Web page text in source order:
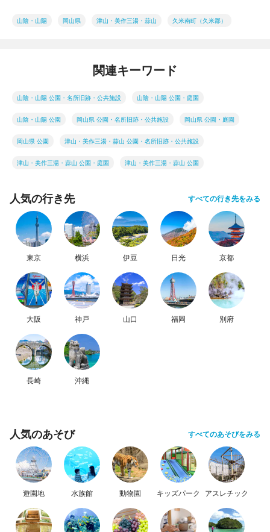
山陰・山陽 岡山県 津山・美作三湯・蒜山 久米南町（久米郡）
関連キーワード
山陰・山陽 公園・名所旧跡・公共施設 山陰・山陽 公園・庭園
山陰・山陽 公園 岡山県 公園・名所旧跡・公共施設 岡山県 公園・庭園
岡山県 公園 津山・美作三湯・蒜山 公園・名所旧跡・公共施設
津山・美作三湯・蒜山 公園・庭園 津山・美作三湯・蒜山 公園
人気の行き先 すべての行き先をみる
東京 横浜 伊豆 日光 京都
大阪 神戸 山口 福岡 別府
長崎 沖縄
人気のあそび すべてのあそびをみる
遊園地 水族館 動物園 キッズパーク アスレチック